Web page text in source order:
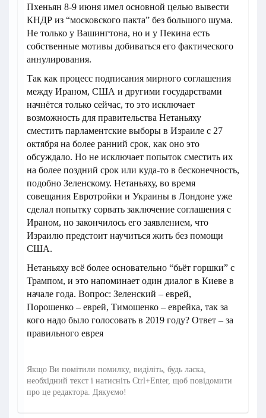
Пхеньян 8-9 июня имел основной целью вывести
КНДР из “московского пакта” без большого шума.
Не только у Вашингтона, но и у Пекина есть
собственные мотивы добиваться его фактического
аннулирования.
Так как процесс подписания мирного соглашения
между Ираном, США и другими государствами
начнётся только сейчас, то это исключает
возможность для правительства Нетаньяху
сместить парламентские выборы в Израиле с 27
октября на более ранний срок, как оно это
обсуждало. Но не исключает попыток сместить их
на более поздний срок или куда-то в бесконечность,
подобно Зеленскому. Нетаньяху, во время
совещания Евротройки и Украины в Лондоне уже
сделал попытку сорвать заключение соглашения с
Ираном, но закончилось его заявлением, что
Израилю предстоит научиться жить без помощи
США.
Нетаньяху всё более основательно “бьёт горшки” с
Трампом, и это напоминает один диалог в Киеве в
начале года. Вопрос: Зеленский – еврей,
Порошенко – еврей, Тимошенко – еврейка, так за
кого надо было голосовать в 2019 году? Ответ – за
правильного еврея
Якщо Ви помітили помилку, виділіть, будь ласка,
необхідний текст і натисніть Ctrl+Enter, щоб повідомити
про це редактора. Дякуємо!